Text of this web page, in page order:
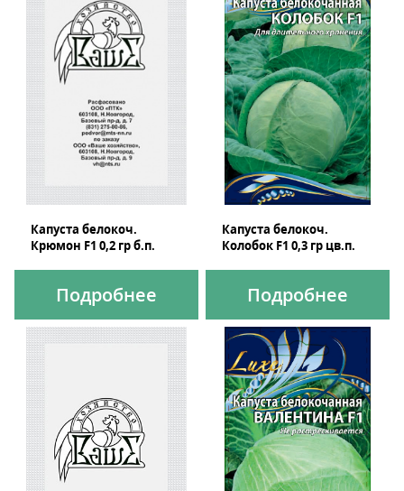
Капуста белокоч.
Крюмон F1 0,2 гр б.п.
Подробнее
Капуста белокоч.
Колобок F1 0,3 гр цв.п.
Подробнее